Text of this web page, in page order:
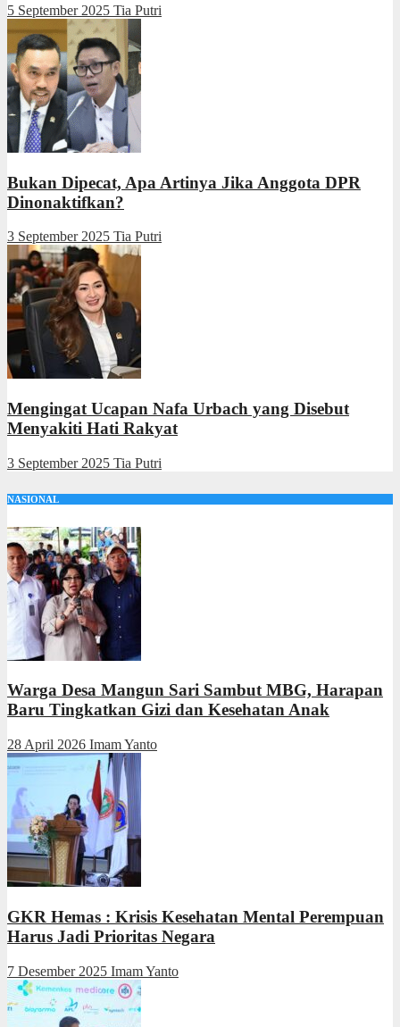
5 September 2025 Tia Putri
Bukan Dipecat, Apa Artinya Jika Anggota DPR
Dinonaktifkan?
3 September 2025 Tia Putri
Mengingat Ucapan Nafa Urbach yang Disebut
Menyakiti Hati Rakyat
3 September 2025 Tia Putri
NASIONAL
Warga Desa Mangun Sari Sambut MBG, Harapan
Baru Tingkatkan Gizi dan Kesehatan Anak
28 April 2026 Imam Yanto
GKR Hemas : Krisis Kesehatan Mental Perempuan
Harus Jadi Prioritas Negara
7 Desember 2025 Imam Yanto